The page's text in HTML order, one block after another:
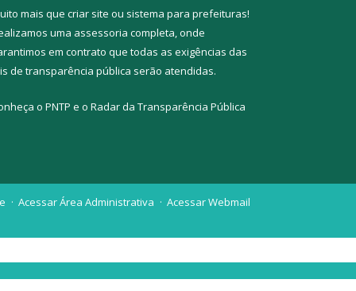
mais que criar site ou sistema para prefeituras!
uma assessoria completa, onde
em contrato que todas as exigências das
de transparência pública serão atendidas.
o PNTP e o Radar da Transparência Pública
Acessar Área Administrativa Acessar Webmail